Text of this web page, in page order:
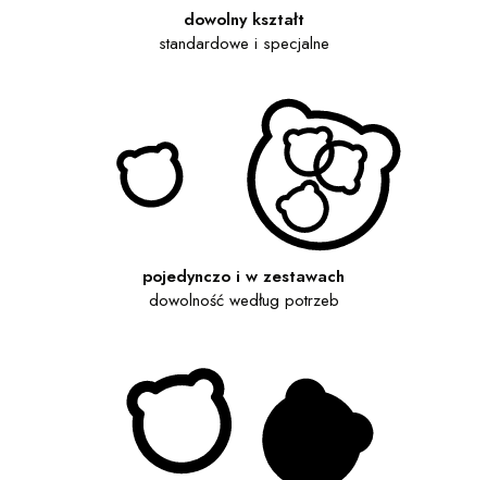
dowolny kształt
standardowe i specjalne
pojedynczo i w zestawach
dowolność według potrzeb